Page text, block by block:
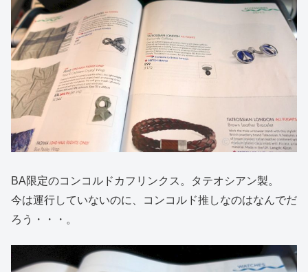
BA限定のコンコルドカフリンクス。タテオシアン製。
今は運行していないのに、コンコルド推しなのはなんでだ
ろう・・・。